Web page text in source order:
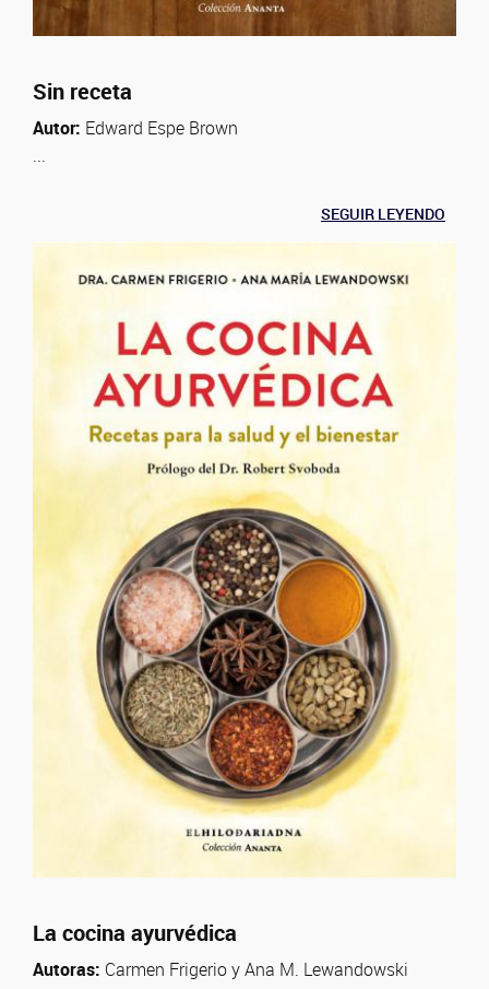
Sin receta
Autor: Edward Espe Brown
...
SEGUIR LEYENDO
La cocina ayurvédica
Autoras: Carmen Frigerio y Ana M. Lewandowski